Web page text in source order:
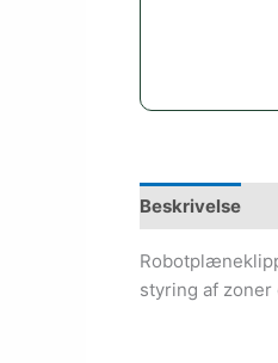
Beskrivelse
styring af